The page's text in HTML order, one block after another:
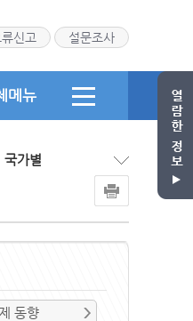
신고 설문조사
메뉴
국가별
동향